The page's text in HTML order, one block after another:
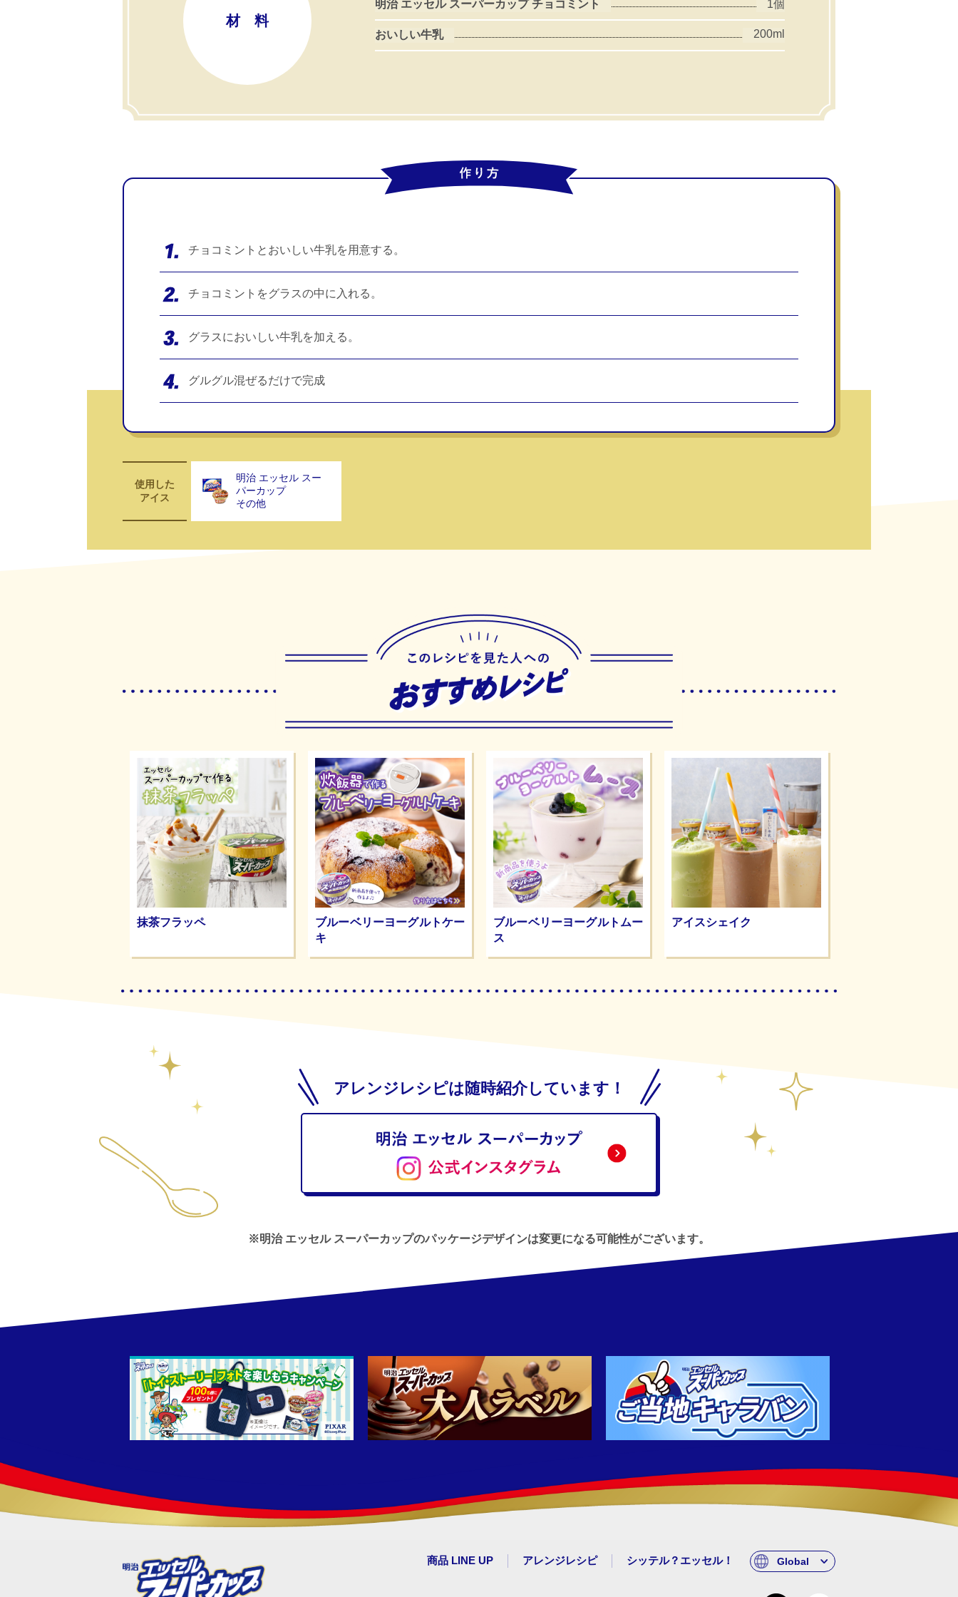
材 料
明治 エッセル スーパーカップ チョコミント 1個
おいしい牛乳 200ml
チョコミントとおいしい牛乳を用意する。
チョコミントをグラスの中に入れる。
グラスにおいしい牛乳を加える。
グルグル混ぜるだけで完成
使用した
アイス
明治 エッセル スー
パーカップ
その他
抹茶フラッペ
ブルーベリーヨーグルトケー
キ
ブルーベリーヨーグルトムー
ス
アイスシェイク
アレンジレシピは随時紹介しています！
※明治 エッセル スーパーカップのパッケージデザインは変更になる可能性がございます。
商品 LINE UP アレンジレシピ シッテル？エッセル！ Global